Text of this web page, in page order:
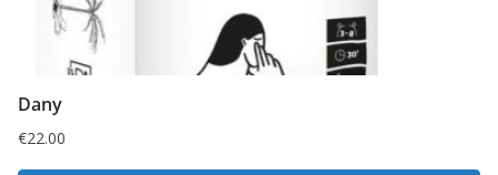
Dany
€22.00